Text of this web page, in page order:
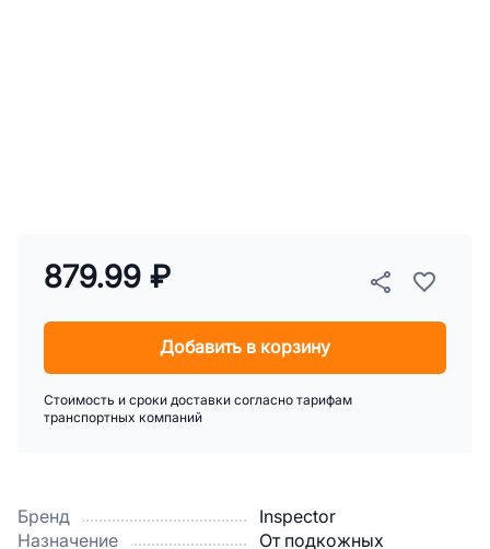
Бренд
Inspector
Назначение
От подкожных
879.99 ₽
Добавить в корзину
Стоимость и сроки доставки согласно тарифам
транспортных компаний